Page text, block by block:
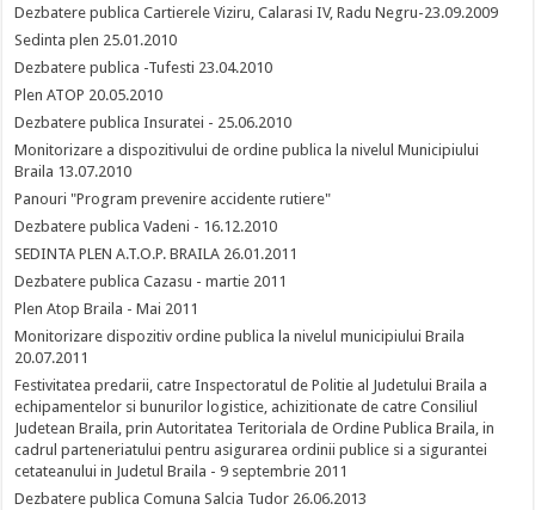
Dezbatere publica Cartierele Viziru, Calarasi IV, Radu Negru-23.09.2009
Sedinta plen 25.01.2010
Dezbatere publica -Tufesti 23.04.2010
Plen ATOP 20.05.2010
Dezbatere publica Insuratei - 25.06.2010
Monitorizare a dispozitivului de ordine publica la nivelul Municipiului
Braila 13.07.2010
Panouri "Program prevenire accidente rutiere"
Dezbatere publica Vadeni - 16.12.2010
SEDINTA PLEN A.T.O.P. BRAILA 26.01.2011
Dezbatere publica Cazasu - martie 2011
Plen Atop Braila - Mai 2011
Monitorizare dispozitiv ordine publica la nivelul municipiului Braila
20.07.2011
Festivitatea predarii, catre Inspectoratul de Politie al Judetului Braila a
echipamentelor si bunurilor logistice, achizitionate de catre Consiliul
Judetean Braila, prin Autoritatea Teritoriala de Ordine Publica Braila, in
cadrul parteneriatului pentru asigurarea ordinii publice si a sigurantei
cetateanului in Judetul Braila - 9 septembrie 2011
Dezbatere publica Comuna Salcia Tudor 26.06.2013